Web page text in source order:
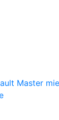
Master